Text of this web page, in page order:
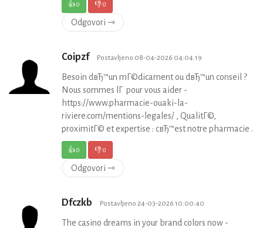
👍0 👎0
Odgovori ⇾
Coipzf Postavljeno 08-04-2026 04:04:19
Besoin dвЂ™un mГ©dicament ou dвЂ™un conseil ?
Nous sommes lГ pour vous aider -
https://www.pharmacie-ouaki-la-
riviere.com/mentions-legales/ , QualitГ©,
proximitГ© et expertise : cвЂ™est notre pharmacie .
👍0 👎0
Odgovori ⇾
Dfczkb Postavljeno 24-03-2026 10:00:40
The casino dreams in your brand colors now -